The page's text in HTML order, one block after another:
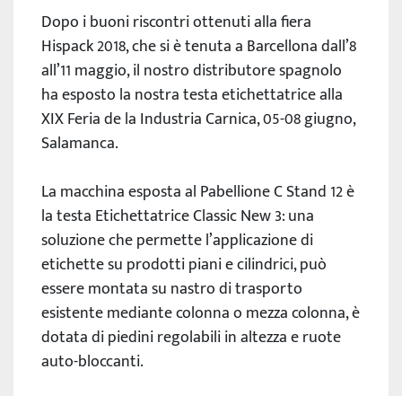
Dopo i buoni riscontri ottenuti alla fiera
Hispack 2018, che si è tenuta a Barcellona dall’8
all’11 maggio, il nostro distributore spagnolo
ha esposto la nostra testa etichettatrice alla
XIX Feria de la Industria Carnica, 05-08 giugno,
Salamanca.
La macchina esposta al Pabellione C Stand 12 è
la testa Etichettatrice Classic New 3: una
soluzione che permette l’applicazione di
etichette su prodotti piani e cilindrici, può
essere montata su nastro di trasporto
esistente mediante colonna o mezza colonna, è
dotata di piedini regolabili in altezza e ruote
auto-bloccanti.